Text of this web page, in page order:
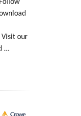
our
...